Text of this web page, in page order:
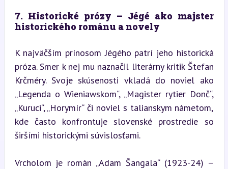
7. Historické prózy – Jégé ako majster
historického románu a novely
K najväčším prínosom Jégého patrí jeho historická
próza. Smer k nej mu naznačil literárny kritik Štefan
Krčméry. Svoje skúsenosti vkladá do noviel ako
„Legenda o Wieniawskom“, „Magister rytier Donč“,
„Kuruci“, „Horymír“ či noviel s talianskym námetom,
kde často konfrontuje slovenské prostredie so
širšími historickými súvislosťami.
Vrcholom je román „Adam Šangala“ (1923-24) –